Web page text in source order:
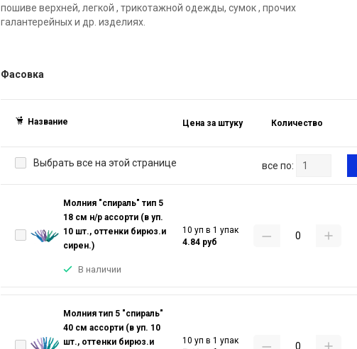
пошиве верхней, легкой , трикотажной одежды, сумок , прочих
галантерейных и др. изделиях.
Фасовка
Название Цена за штуку Количество
Выбрать все на этой странице все по:
Молния "спираль" тип 5
18 см н/р ассорти (в уп.
10 шт., оттенки бирюз.и
сирен.)
В наличии
10 уп в 1 упак
4.84 руб
Молния тип 5 "спираль"
40 см ассорти (в уп. 10
шт., оттенки бирюз.и
10 уп в 1 упак